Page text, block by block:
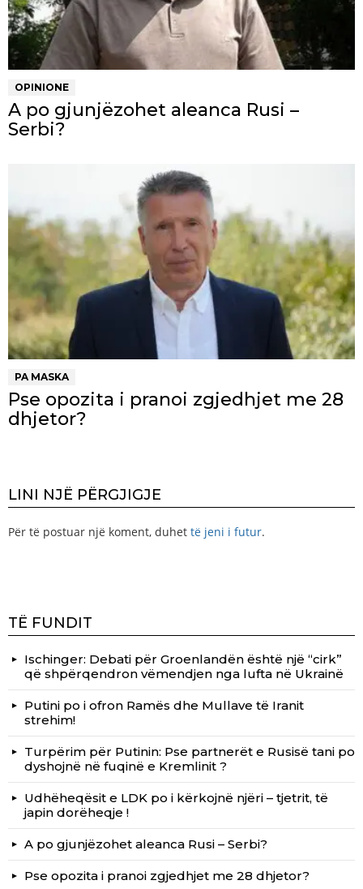
OPINIONE
A po gjunjëzohet aleanca Rusi –
Serbi?
PA MASKA
Pse opozita i pranoi zgjedhjet me 28
dhjetor?
LINI NJË PËRGJIGJE
Për të postuar një koment, duhet të jeni i futur.
TË FUNDIT
Ischinger: Debati për Groenlandën është një “cirk”
që shpërqendron vëmendjen nga lufta në Ukrainë
Putini po i ofron Ramës dhe Mullave të Iranit
strehim!
Turpërim për Putinin: Pse partnerët e Rusisë tani po
dyshojnë në fuqinë e Kremlinit ?
Udhëheqësit e LDK po i kërkojnë njëri – tjetrit, të
japin dorëheqje !
A po gjunjëzohet aleanca Rusi – Serbi?
Pse opozita i pranoi zgjedhjet me 28 dhjetor?